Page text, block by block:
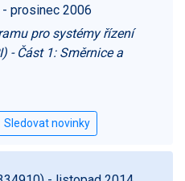
- prosinec 2006
pro systémy řízení
- Část 1: Směrnice a